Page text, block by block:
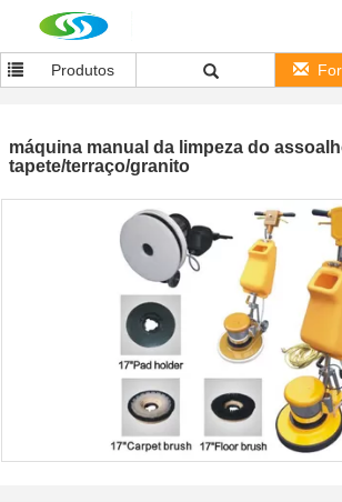
Produtos
máquina manual da limpeza do
tapete/terraço/granito